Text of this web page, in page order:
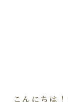
こんにちは